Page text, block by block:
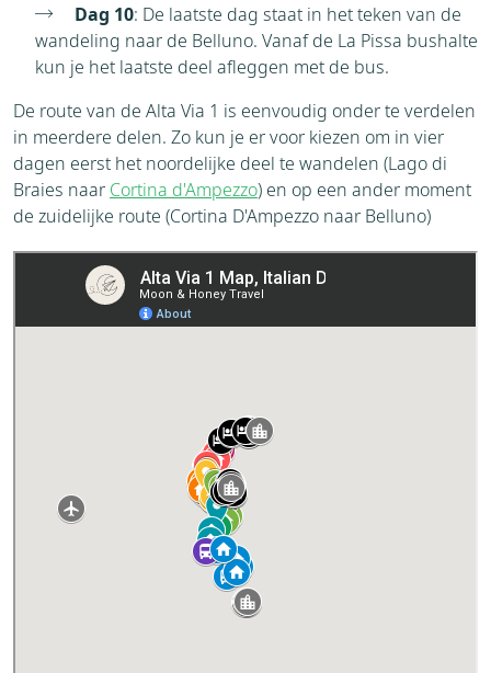
Dag 10: De laatste dag staat in het teken van de
wandeling naar de Belluno. Vanaf de La Pissa bushalte
kun je het laatste deel afleggen met de bus.
De route van de Alta Via 1 is eenvoudig onder te verdelen
in meerdere delen. Zo kun je er voor kiezen om in vier
dagen eerst het noordelijke deel te wandelen (Lago di
Braies naar Cortina d'Ampezzo) en op een ander moment
de zuidelijke route (Cortina D'Ampezzo naar Belluno)